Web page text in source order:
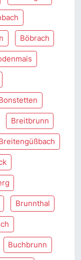
Böbrach
Breitbrunn
Brunnthal
Buchbrunn